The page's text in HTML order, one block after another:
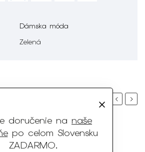
doručenie na naše
po celom Slovensku
ZADARMO.
Dámska móda
Zelená
PreviousNext